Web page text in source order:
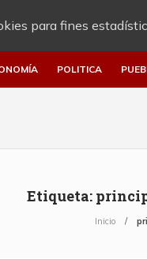
para fines
POLITICA
Etiqueta:
Inicio